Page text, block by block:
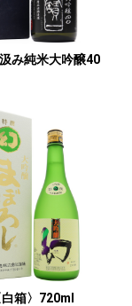
み純米大吟醸40
箱〉720ml